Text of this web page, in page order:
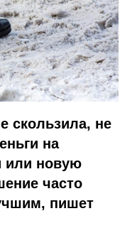
скользила, не
на
или новую
часто
пишет